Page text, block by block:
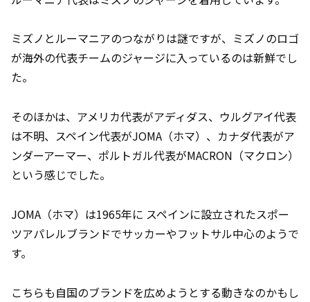
ミズノとルーマニアのつながりは謎ですが、ミズノのロゴ
が海外の代表チームのジャージに入っているのは新鮮でし
た。
そのほかは、アメリカ代表がアディダス、ウルグアイ代表
は不明、スペイン代表がJOMA（ホマ）、カナダ代表がア
ンダーアーマー、ポルトガル代表がMACRON（マクロン）
という感じでした。
JOMA（ホマ）は1965年に スペインに設立されたスポー
ツアパレルブランドでサッカーやフットサル中心のようで
す。
こちらも自国のブランドを広めようとする動きなのかもし